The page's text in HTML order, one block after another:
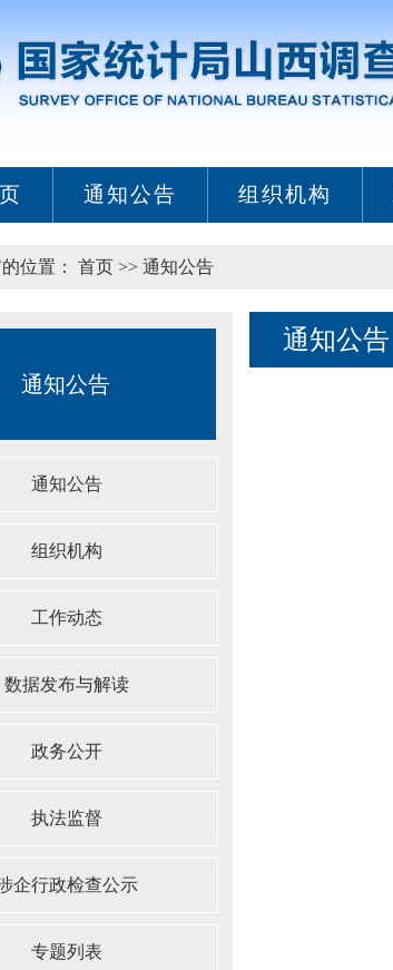
通知公告 组织机构
位置： 首页 >> 通知公告
通知公告
通知公告
组织机构
工作动态
数据发布与解读
政务公开
执法监督
企行政检查公示
专题列表
通知公告